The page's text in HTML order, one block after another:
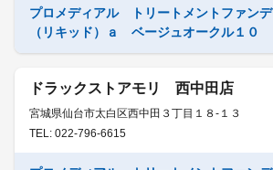
プロメディアル トリートメントファンデ
（リキッド）ａ ベージュオークル１０
ドラックストアモリ 西中田店
宮城県仙台市太白区西中田３丁目１８-１３
TEL: 022-796-6615